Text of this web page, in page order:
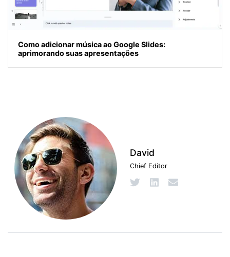
Como adicionar música ao Google Slides:
aprimorando suas apresentações
David
Chief Editor